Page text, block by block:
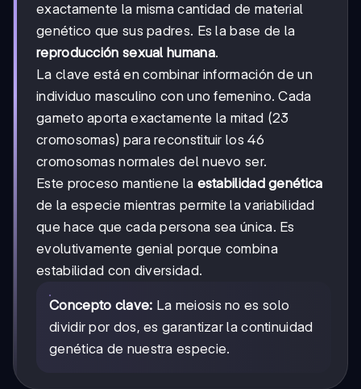
exactamente la misma cantidad de material
genético que sus padres. Es la base de la
reproducción sexual humana.
La clave está en combinar información de un
individuo masculino con uno femenino. Cada
gameto aporta exactamente la mitad (23
cromosomas) para reconstituir los 46
cromosomas normales del nuevo ser.
Este proceso mantiene la estabilidad genética
de la especie mientras permite la variabilidad
que hace que cada persona sea única. Es
evolutivamente genial porque combina
estabilidad con diversidad.
Concepto clave: La meiosis no es solo
dividir por dos, es garantizar la continuidad
genética de nuestra especie.